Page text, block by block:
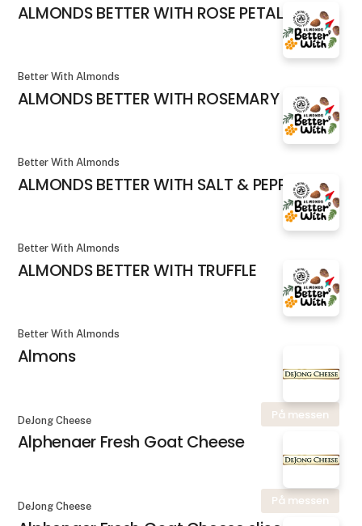
ALMONDS BETTER WITH ROSE PETALS
Better With Almonds
ALMONDS BETTER WITH ROSEMARY
Better With Almonds
ALMONDS BETTER WITH SALT & PEPPER
Better With Almonds
ALMONDS BETTER WITH TRUFFLE
Better With Almonds
Almons
På messen
DeJong Cheese
Alphenaer Fresh Goat Cheese
På messen
DeJong Cheese